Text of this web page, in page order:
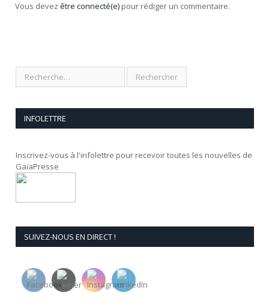
Vous devez être connecté(e) pour rédiger un commentaire.
INFOLETTRE
Inscrivez-vous à l'infolettre pour recevoir toutes les nouvelles de
GaïaPresse
SUIVEZ-NOUS EN DIRECT !